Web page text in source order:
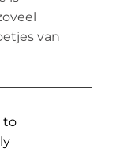
van
to